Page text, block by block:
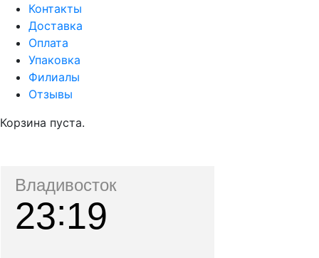
Контакты
Доставка
Оплата
Упаковка
Филиалы
Отзывы
Корзина пуста.
Владивосток
23 19